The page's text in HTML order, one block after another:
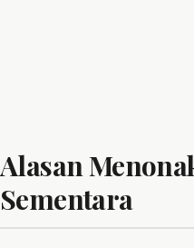
Alasan
Sementara